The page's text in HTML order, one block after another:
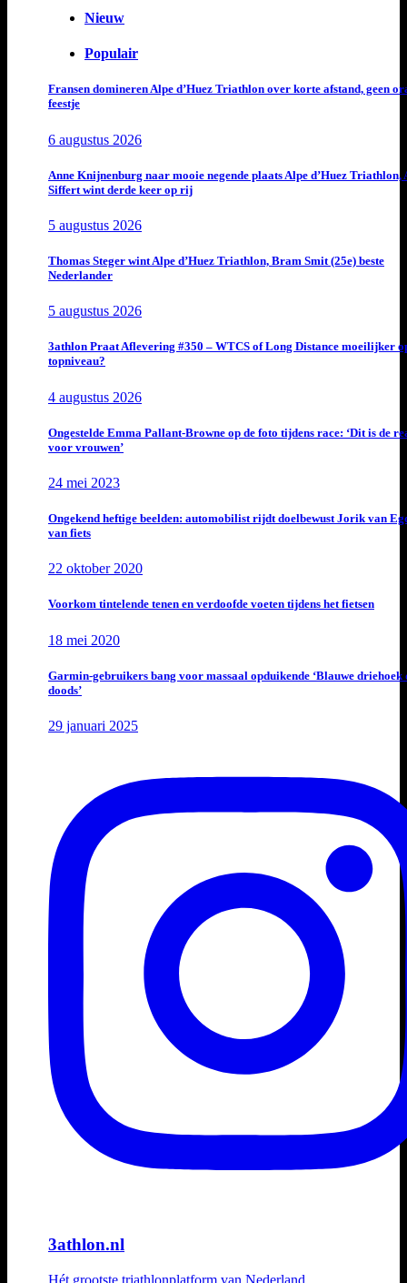
Nieuw
Populair
Fransen domineren Alpe d’Huez Triathlon over korte afstand, geen
feestje
6 augustus 2026
Anne Knijnenburg naar mooie negende plaats Alpe d’Huez Triathlon,
Siffert wint derde keer op rij
5 augustus 2026
Thomas Steger wint Alpe d’Huez Triathlon, Bram Smit (25e) beste
Nederlander
5 augustus 2026
3athlon Praat Aflevering #350 – WTCS of Long Distance moeilijker
topniveau?
4 augustus 2026
Ongestelde Emma Pallant-Browne op de foto tijdens race: ‘Dit is de
voor vrouwen’
24 mei 2023
Ongekend heftige beelden: automobilist rijdt doelbewust Jorik van
van fiets
22 oktober 2020
Voorkom tintelende tenen en verdoofde voeten tijdens het fietsen
18 mei 2020
Garmin-gebruikers bang voor massaal opduikende ‘Blauwe driehoek
doods’
29 januari 2025
3athlon.nl
Hét grootste triathlonplatform van Nederland